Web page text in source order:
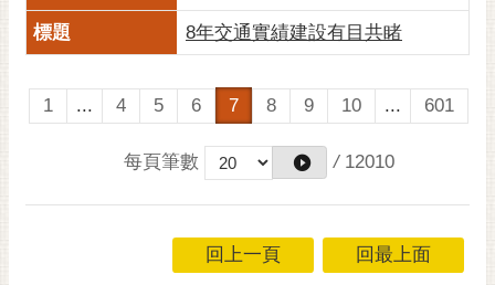
8年交通實績建設有目共睹
1 ... 4 5 6 7 8 9 10 ... 601
每頁筆數 / 12010
回上一頁 回最上面